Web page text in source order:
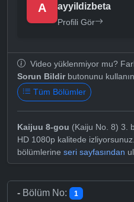
A ayyildizbeta
Profili Gör
Video yüklenmiyor mu?
Sorun Bildirbutonunu kullanın.
Tüm Bölümler
Kaijuu 8-gou (Kaiju No. 8) 3.
HD 1080p kalitede
bölümlerine seri sayfasından
- Bölüm No: 1